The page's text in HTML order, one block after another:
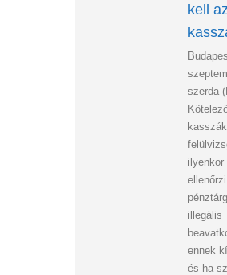
kell
szerda
illegális
ennek
és ha